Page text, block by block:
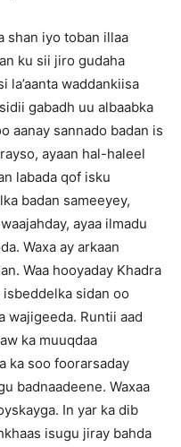
shan iyo toban illaa
ku sii jiro gudaha
la’aanta waddankiisa
gabadh uu albaabka
aanay sannado badan is
ayaan hal-haleel
labada qof isku
badan sameeyey,
ayaa ilmadu
Waxa ay arkaan
Waa hooyaday Khadra
isbeddelka sidan oo
wajigeeda. Runtii aad
ka muuqdaa
ka soo foorarsaday
badnaadeene. Waxaa
In yar ka dib
isugu jiray bahda